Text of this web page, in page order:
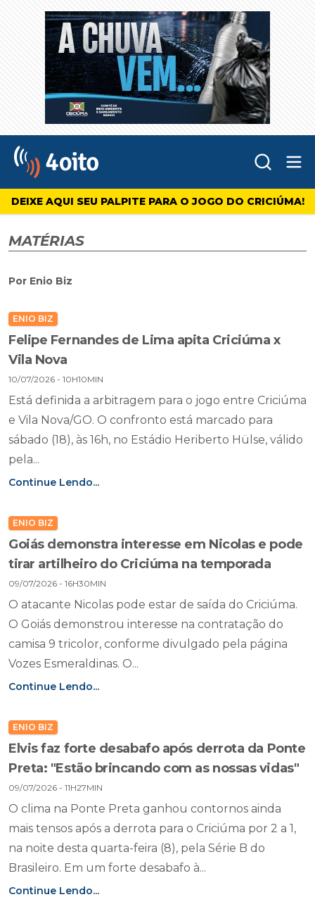
4oito
DEIXE AQUI SEU PALPITE PARA O JOGO DO CRICIÚMA!
MATÉRIAS
Por Enio Biz
ENIO BIZ
Felipe Fernandes de Lima apita Criciúma x
Vila Nova
10/07/2026 - 10H10MIN
Está definida a arbitragem para o jogo entre Criciúma
e Vila Nova/GO. O confronto está marcado para
sábado (18), às 16h, no Estádio Heriberto Hülse, válido
pela...
Continue Lendo...
ENIO BIZ
Goiás demonstra interesse em Nicolas e pode
tirar artilheiro do Criciúma na temporada
09/07/2026 - 16H30MIN
O atacante Nicolas pode estar de saída do Criciúma.
O Goiás demonstrou interesse na contratação do
camisa 9 tricolor, conforme divulgado pela página
Vozes Esmeraldinas. O...
Continue Lendo...
ENIO BIZ
Elvis faz forte desabafo após derrota da Ponte
Preta: "Estão brincando com as nossas vidas"
09/07/2026 - 11H27MIN
O clima na Ponte Preta ganhou contornos ainda
mais tensos após a derrota para o Criciúma por 2 a 1,
na noite desta quarta-feira (8), pela Série B do
Brasileiro. Em um forte desabafo à...
Continue Lendo...